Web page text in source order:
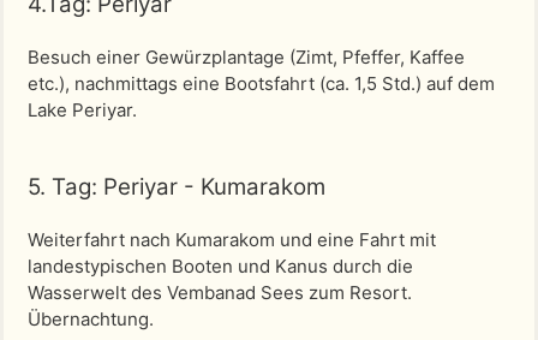
Besuch einer Gewürzplantage (Zimt, Pfeffer, Kaffee
etc.), nachmittags eine Bootsfahrt (ca. 1,5 Std.) auf dem
Lake Periyar.
5. Tag: Periyar - Kumarakom
Weiterfahrt nach Kumarakom und eine Fahrt mit
landestypischen Booten und Kanus durch die
Wasserwelt des Vembanad Sees zum Resort.
Übernachtung.